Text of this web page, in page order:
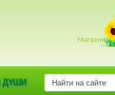
ДУШИ
Магазин